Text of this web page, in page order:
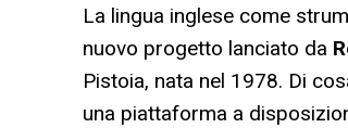
La lingua inglese come
nuovo progetto lanciato da
Pistoia, nata nel 1978. Di
una piattaforma a